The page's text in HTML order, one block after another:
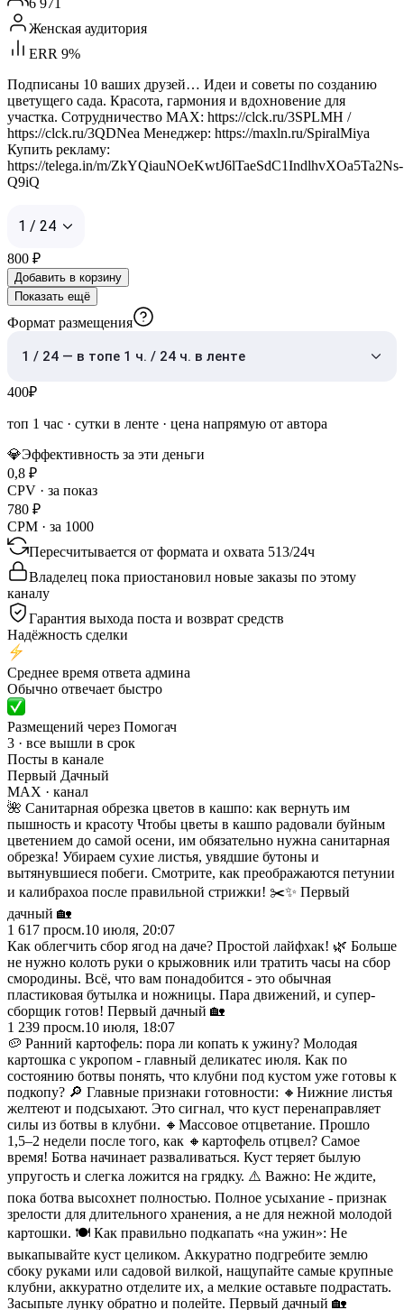
Женская аудитория
ERR 9%
Подписаны 10 ваших друзей… Идеи и советы по созданию
цветущего сада. Красота, гармония и вдохновение для
участка. Сотрудничество MAX: https://clck.ru/3SPLMH /
https://clck.ru/3QDNea Менеджер: https://maxln.ru/SpiralMiya
Купить рекламу:
https://telega.in/m/ZkYQiauNOeKwtJ6lTaeSdC1IndlhvXOa5Ta2Ns-
Q9iQ
1 / 24
800 ₽
Добавить в корзину
Показать ещё
Формат размещения
1 / 24 — в топе 1 ч. / 24 ч. в ленте
400₽
топ 1 час · сутки в ленте · цена напрямую от автора
💎Эффективность за эти деньги
0,8 ₽
CPV · за показ
780 ₽
CPM · за 1000
Пересчитывается от формата и охвата 513/24ч
Владелец пока приостановил новые заказы по этому
каналу
Гарантия выхода поста и возврат средств
Надёжность сделки
Среднее время ответа админа
Обычно отвечает быстро
Размещений через Помогач
3 · все вышли в срок
Посты в канале
Первый Дачный
MAX · канал
🌺 Санитарная обрезка цветов в кашпо: как вернуть им
пышность и красоту Чтобы цветы в кашпо радовали буйным
цветением до самой осени, им обязательно нужна санитарная
обрезка! Убираем сухие листья, увядшие бутоны и
вытянувшиеся побеги. Смотрите, как преображаются петунии
и калибрахоа после правильной стрижки! ✂️✨ Первый
дачный 🏡
1 617 просм.10 июля, 20:07
Как облегчить сбор ягод на даче? Простой лайфхак! 🌿 Больше
не нужно колоть руки о крыжовник или тратить часы на сбор
смородины. Всё, что вам понадобится - это обычная
пластиковая бутылка и ножницы. Пара движений, и супер-
сборщик готов! Первый дачный 🏡
1 239 просм.10 июля, 18:07
🥔 Ранний картофель: пора ли копать к ужину? Молодая
картошка с укропом - главный деликатес июля. Как по
состоянию ботвы понять, что клубни под кустом уже готовы к
подкопу? 🔎 Главные признаки готовности: 🔸Нижние листья
желтеют и подсыхают. Это сигнал, что куст перенаправляет
силы из ботвы в клубни. 🔸Массовое отцветание. Прошло
1,5–2 недели после того, как 🔸картофель отцвел? Самое
время! Ботва начинает разваливаться. Куст теряет былую
упругость и слегка ложится на грядку. ⚠️ Важно: Не ждите,
пока ботва высохнет полностью. Полное усыхание - признак
зрелости для длительного хранения, а не для нежной молодой
картошки. 🍽️ Как правильно подкапать «на ужин»: Не
выкапывайте куст целиком. Аккуратно подгребите землю
сбоку руками или садовой вилкой, нащупайте самые крупные
клубни, аккуратно отделите их, а мелкие оставьте подрастать.
Засыпьте лунку обратно и полейте. Первый дачный 🏡